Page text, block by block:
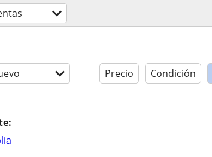
Precio Condición